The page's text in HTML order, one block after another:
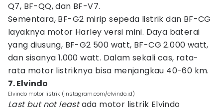
Q7, BF-QQ, dan BF-V7.
Sementara, BF-G2 mirip sepeda listrik dan BF-CG
layaknya motor Harley versi mini. Daya baterai
yang diusung, BF-G2 500 watt, BF-CG 2.000 watt,
dan sisanya 1.000 watt. Dalam sekali cas, rata-
rata motor listriknya bisa menjangkau 40-60 km.
7. Elvindo
Elvindo motor listrik (instagram.com/elvindo.id)
Last but not leastada motor listrik Elvindo